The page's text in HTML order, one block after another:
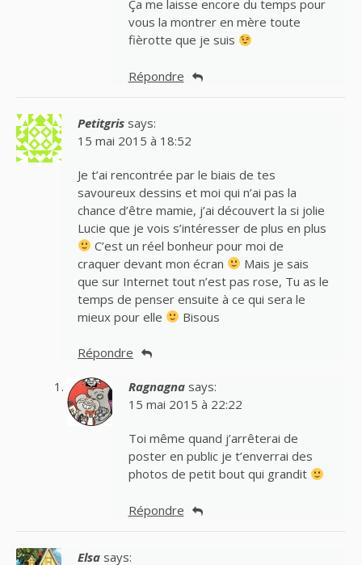
Ça me laisse encore du temps pour
vous la montrer en mère toute
fièrotte que je suis
Répondre
Petitgris says:
15 mai 2015 à 18:52
Je t’ai rencontrée par le biais de tes
savoureux dessins et moi qui n’ai pas la
chance d’être mamie, j’ai découvert la si jolie
Lucie que je vois s’intéresser de plus en plus
C’est un réel bonheur pour moi de
craquer devant mon écran
Mais je sais
que sur Internet tout n’est pas rose, Tu as le
temps de penser ensuite à ce qui sera le
mieux pour elle
Bisous
Répondre
Ragnagna says:
15 mai 2015 à 22:22
Toi même quand j’arrêterai de
poster en public je t’enverrai des
photos de petit bout qui grandit
Répondre
Elsa says: